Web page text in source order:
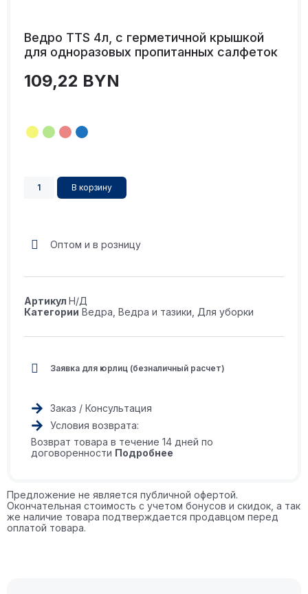
Ведро TTS 4л, с герметичной крышкой
для одноразовых пропитанных салфеток
109,22 BYN
В корзину
Оптом и в розницу
Артикул Н/Д
Категории Ведра Ведра и тазики Для уборки
Заявка для юрлиц (безналичный расчет)
Заказ / Консультация
Условия возврата:
Возврат товара в течение 14 дней по
договоренности Подробнее
Предложение не является публичной офертой.
Окончательная стоимость с учетом бонусов и скидок, а так
же наличие товара подтверждается продавцом перед
оплатой товара.